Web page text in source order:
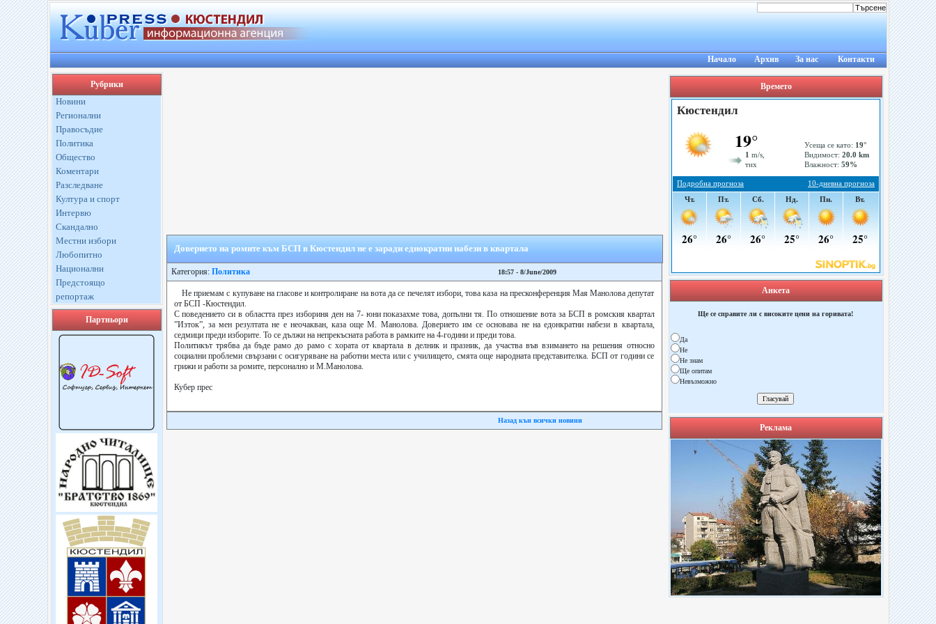
Начало Архив За нас Контакти
Рубрики
Новини
Регионални
Правосъдие
Политика
Общество
Коментари
Разследване
Култура и спорт
Интервю
Скандално
Местни избори
Любопитно
Национални
Предстоящо
репортаж
Партньори
Доверието на ромите към БСП в Кюстендил не е заради еднократни набези в квартала
Категория: Политика 18:57 - 8/June/2009
Не приемам с купуване на гласове и контролиране на вота да се печелят избори, това каза на пресконференция Мая Манолова депутат
от БСП -Кюстендил.
С поведението си в областта през избориня ден на 7- юни показахме това, допълни тя. По отношение вота за БСП в ромския квартал
”Изток”, за мен резултата не е неочакван, каза още М. Манолова. Доверието им се основава не на едонкратни набези в квартала,
седмици преди изборите. То се дължи на непрекъсната работа в рамките на 4-години и преди това.
Политикът трябва да бъде рамо до рамо с хората от квартала в делник и празник, да участва във взимането на решения относно
социални проблеми свързани с осигуряване на работни места или с училището, смята още народната представителка. БСП от години се
грижи и работи за ромите, персонално и М.Манолова.
Кубер прес
Назад кън всички новини
Времето
Анкета
Ще се справите ли с високите цени на горивата!
Да
Не
Не знам
Ще опитам
Невъзможно
Реклама